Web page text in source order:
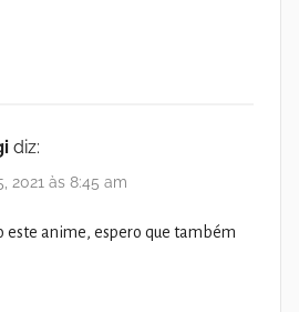
diz:
2021 às 8:45 am
este anime, espero que também